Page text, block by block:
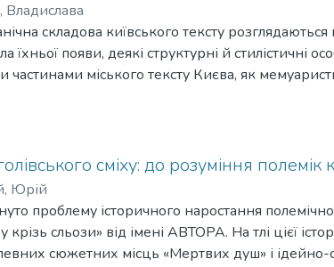
Владислава
складова київського тексту
їхньої появи, деякі структурні й стилістичні
міського тексту Києва, як
сміху: до розуміння полемік
Юрій
проблему історичного наростання
крізь сльози» від імені АВТОРА. На тлі цієї
певних сюжетних місць «Мертвих душ» і